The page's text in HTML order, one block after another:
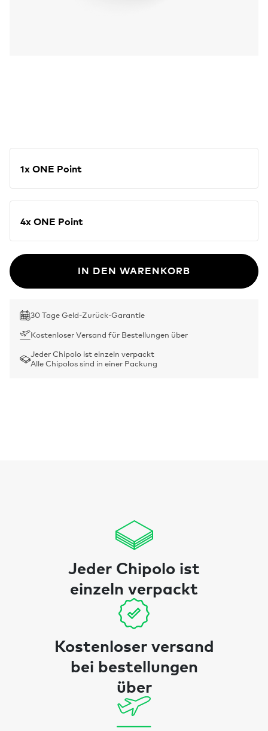
1x ONE Point
4x ONE Point
IN DEN WARENKORB
30 Tage Geld-Zurück-Garantie
Kostenloser Versand für Bestellungen über
Jeder Chipolo ist einzeln verpackt
Alle Chipolos sind in einer Packung
Jeder Chipolo ist
einzeln verpackt
Kostenloser versand
bei bestellungen
über